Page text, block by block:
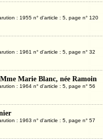
: 1955 n° d'article : 5, page n° 120
: 1961 n° d'article : 5, page n° 32
Marie Blanc, née Ramoin
: 1964 n° d'article : 5, page n° 56
: 1963 n° d'article : 5, page n° 57